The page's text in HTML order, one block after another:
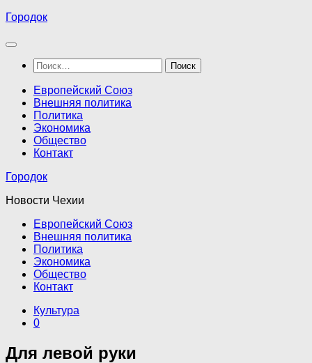
Перейти
содержимому
Городок
Найти:
Европейский Союз
Внешняя политика
Политика
Экономика
Общество
Контакт
Городок
Новости Чехии
Европейский Союз
Внешняя политика
Политика
Экономика
Общество
Контакт
Культура
0
Для левой руки